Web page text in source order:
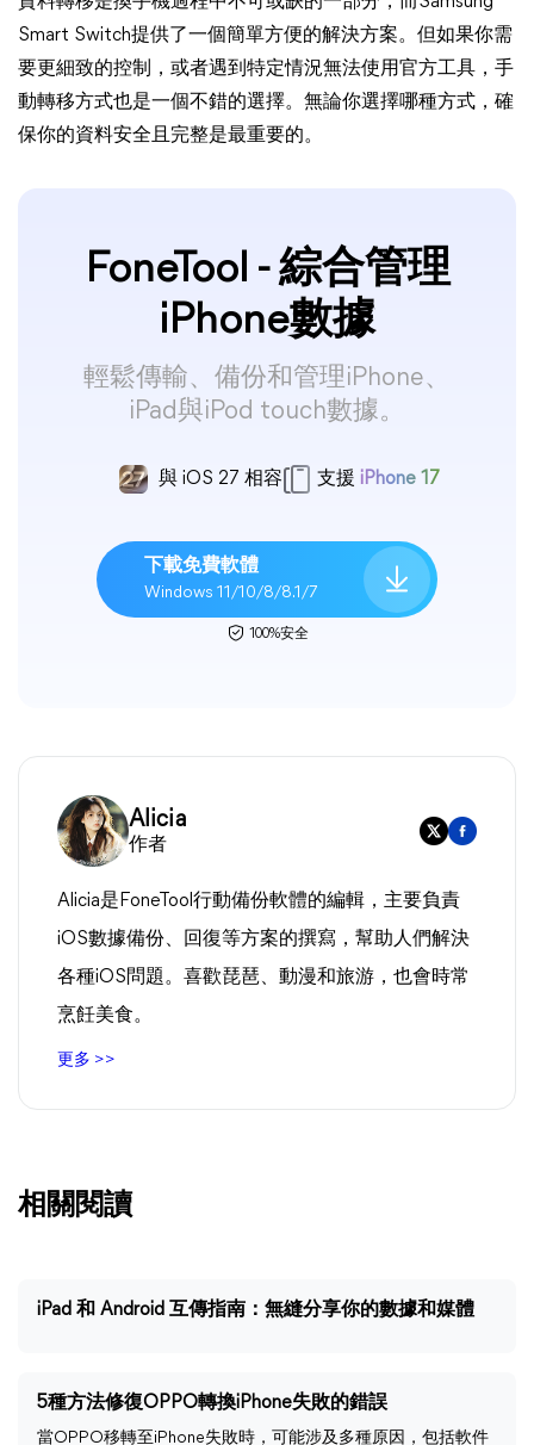
Smart Switch提供了一個簡單方便的解決方案。但如果你需
要更細致的控制，或者遇到特定情況無法使用官方工具，手
動轉移方式也是一個不錯的選擇。無論你選擇哪種方式，確
保你的資料安全且完整是最重要的。
FoneTool - 綜合管理
iPhone數據
輕鬆傳輸、備份和管理iPhone、
iPad與iPod touch數據。
與 iOS 27 相容 支援 iPhone 17
下載免費軟體
Windows 11/10/8/8.1/7
100%安全
Alicia
作者
Alicia是FoneTool行動備份軟體的編輯，主要負責
iOS數據備份、回復等方案的撰寫，幫助人們解決
各種iOS問題。喜歡琵琶、動漫和旅游，也會時常
烹飪美食。
更多 >>
相關閱讀
iPad 和 Android 互傳指南：無縫分享你的數據和媒體
5種方法修復OPPO轉換iPhone失敗的錯誤
當OPPO移轉至iPhone失敗時，可能涉及多種原因，包括軟件